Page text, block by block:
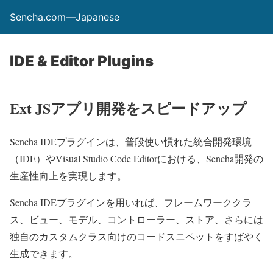
Sencha.com—Japanese
IDE & Editor Plugins
Ext JSアプリ開発をスピードアップ
Sencha IDEプラグインは、普段使い慣れた統合開発環境
（IDE）やVisual Studio Code Editorにおける、Sencha開発の
生産性向上を実現します。
Sencha IDEプラグインを用いれば、フレームワーククラ
ス、ビュー、モデル、コントローラー、ストア、さらには
独自のカスタムクラス向けのコードスニペットをすばやく
生成できます。